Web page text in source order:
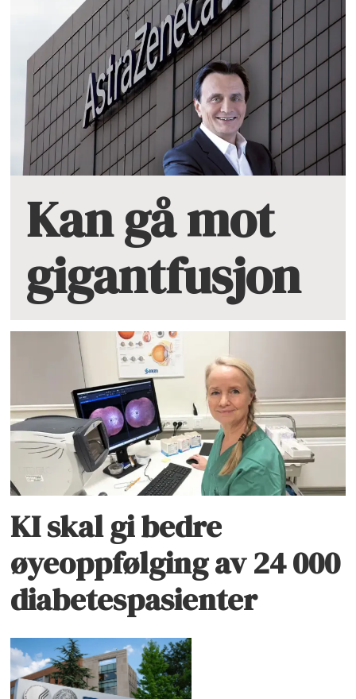
Kan gå mot
gigantfusjon
KI skal gi bedre
øyeoppfølging av 24 000
diabetespasienter